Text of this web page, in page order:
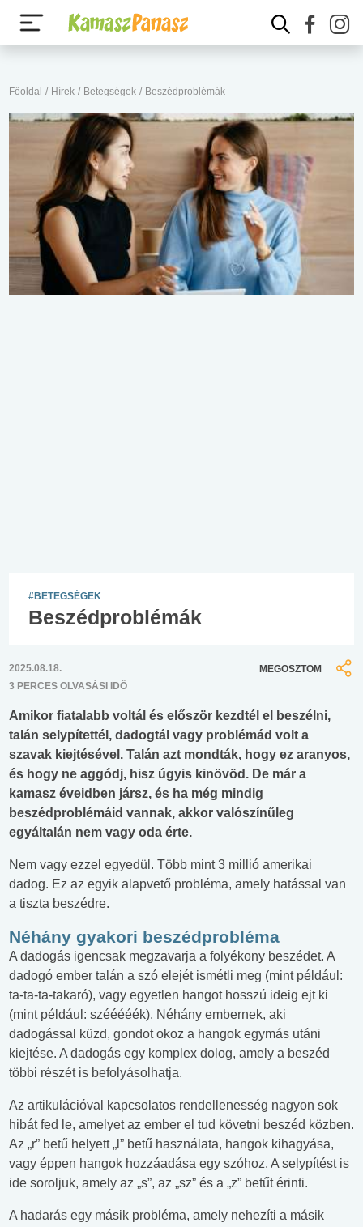
Főoldal / Hírek / Betegségek / Beszédproblémák
#BETEGSÉGEK
Beszédproblémák
2025.08.18.
3 PERCES OLVASÁSI IDŐ
MEGOSZTOM
Amikor fiatalabb voltál és először kezdtél el beszélni,
talán selypítettél, dadogtál vagy problémád volt a
szavak kiejtésével. Talán azt mondták, hogy ez aranyos,
és hogy ne aggódj, hisz úgyis kinövöd. De már a
kamasz éveidben jársz, és ha még mindig
beszédproblémáid vannak, akkor valószínűleg
egyáltalán nem vagy oda érte.
Nem vagy ezzel egyedül. Több mint 3 millió amerikai
dadog. Ez az egyik alapvető probléma, amely hatással van
a tiszta beszédre.
Néhány gyakori beszédprobléma
A dadogás igencsak megzavarja a folyékony beszédet. A
dadogó ember talán a szó elejét ismétli meg (mint például:
ta-ta-ta-takaró), vagy egyetlen hangot hosszú ideig ejt ki
(mint például: szééééék). Néhány embernek, aki
dadogással küzd, gondot okoz a hangok egymás utáni
kiejtése. A dadogás egy komplex dolog, amely a beszéd
többi részét is befolyásolhatja.
Az artikulációval kapcsolatos rendellenesség nagyon sok
hibát fed le, amelyet az ember el tud követni beszéd közben.
Az „r” betű helyett „l” betű használata, hangok kihagyása,
vagy éppen hangok hozzáadása egy szóhoz. A selypítést is
ide soroljuk, amely az „s”, az „sz” és a „z” betűt érinti.
A hadarás egy másik probléma, amely nehezíti a másik